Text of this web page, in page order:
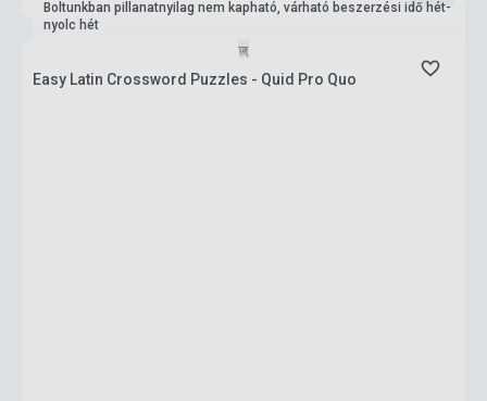
Boltunkban pillanatnyilag nem kapható, várható beszerzési idő hét-
nyolc hét
Easy Latin Crossword Puzzles - Quid Pro Quo